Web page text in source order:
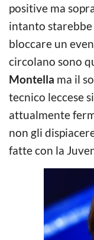
positive ma
intanto
bloccare un
circolano sono
Montella ma il
tecnico leccese
attualmente
non gli
fatte con la